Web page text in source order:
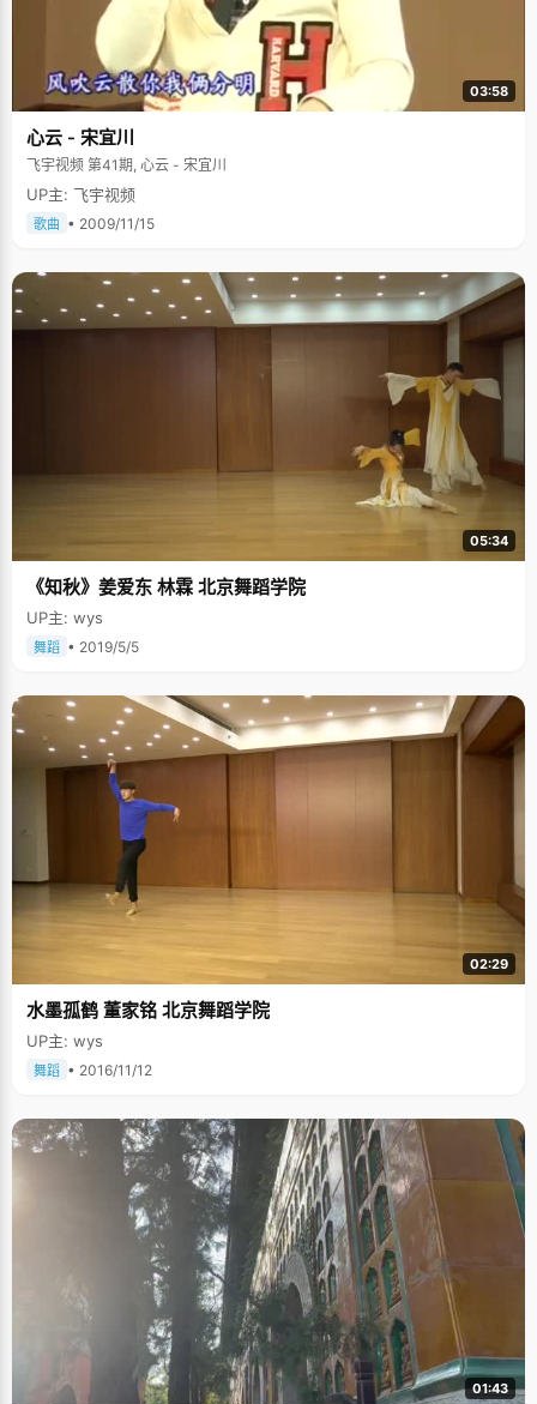
03:58
心云 - 宋宜川
飞宇视频 第41期, 心云 - 宋宜川
UP主: 飞宇视频
歌曲 • 2009/11/15
05:34
《知秋》姜爱东 林霖 北京舞蹈学院
UP主: wys
舞蹈 • 2019/5/5
02:29
水墨孤鹤 董家铭 北京舞蹈学院
UP主: wys
舞蹈 • 2016/11/12
01:43